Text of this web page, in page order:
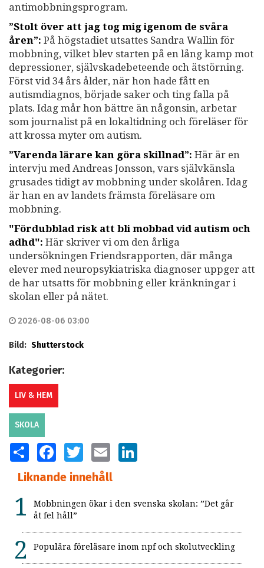
antimobbningsprogram.
”Stolt över att jag tog mig igenom de svåra
åren”: På högstadiet utsattes Sandra Wallin för
mobbning, vilket blev starten på en lång kamp mot
depressioner, självskadebeteende och ätstörning.
Först vid 34 års ålder, när hon hade fått en
autismdiagnos, började saker och ting falla på
plats. Idag mår hon bättre än någonsin, arbetar
som journalist på en lokaltidning och föreläser för
att krossa myter om autism.
”Varenda lärare kan göra skillnad”: Här är en
intervju med Andreas Jonsson, vars självkänsla
grusades tidigt av mobbning under skolåren. Idag
är han en av landets främsta föreläsare om
mobbning.
"Fördubblad risk att bli mobbad vid autism och
adhd": Här skriver vi om den årliga
undersökningen Friendsrapporten, där många
elever med neuropsykiatriska diagnoser uppger att
de har utsatts för mobbning eller kränkningar i
skolan eller på nätet.
2026-08-06 03:00
Bild: Shutterstock
Kategorier:
LIV & HEM
SKOLA
SHARE FACEBOOKTWITTER EMAIL
Liknande innehåll
Mobbningen ökar i den svenska skolan: ”Det går
åt fel håll”
Populära föreläsare inom npf och skolutveckling